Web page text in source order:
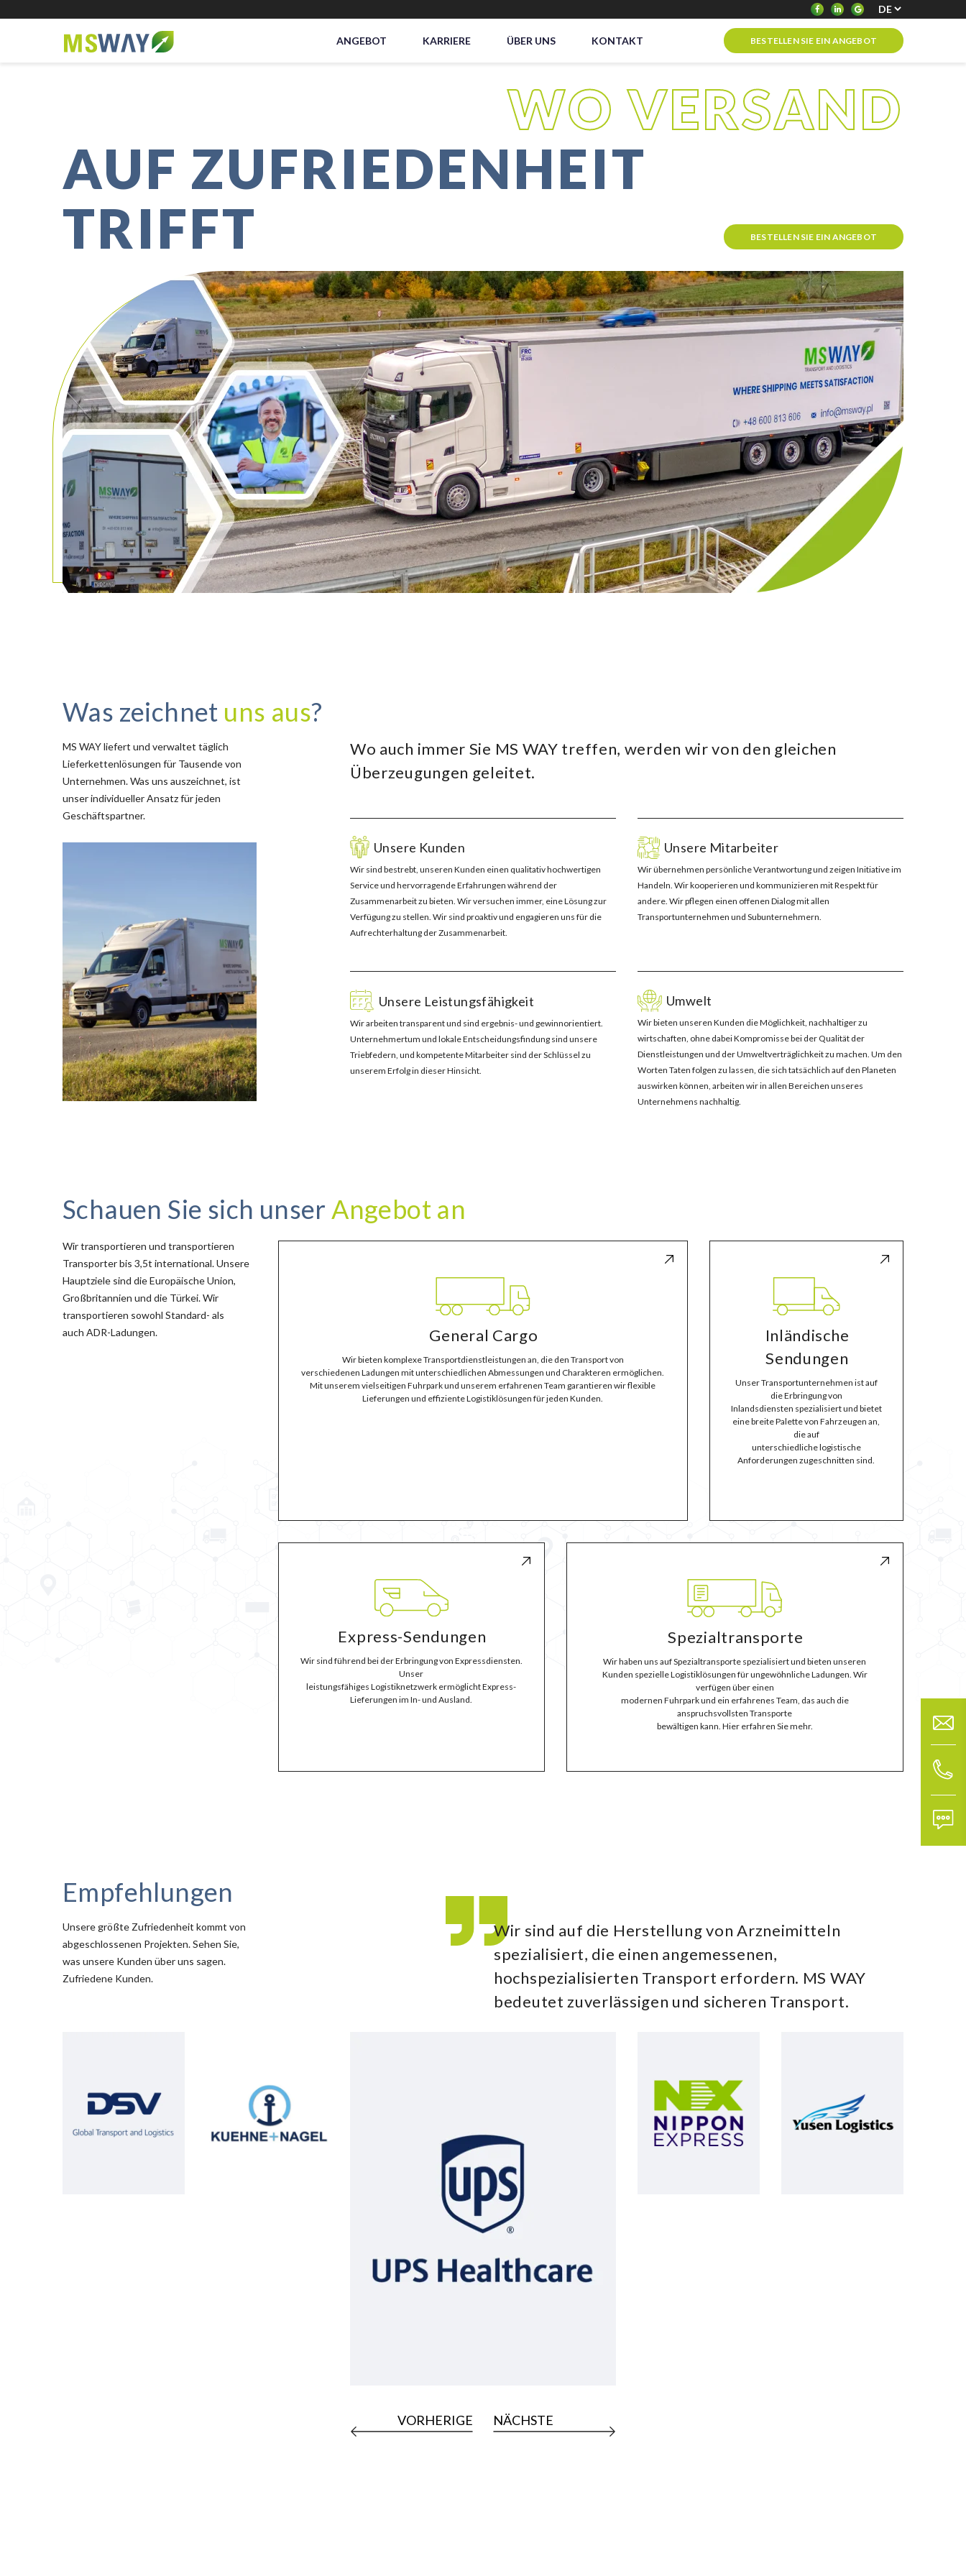
ANGEBOT KARRIERE ÜBER UNS KONTAKT BESTELLEN SIE EIN ANGEBOT
WO VERSAND
AUF ZUFRIEDENHEIT
TRIFFT
BESTELLEN SIE EIN ANGEBOT
Was zeichnet uns aus?
MS WAY liefert und verwaltet täglich
Lieferkettenlösungen für Tausende von
Unternehmen. Was uns auszeichnet, ist
unser individueller Ansatz für jeden
Geschäftspartner.
Wo auch immer Sie MS WAY treffen, werden wir von den gleichen
Überzeugungen geleitet.
Unsere Kunden
Wir sind bestrebt, unseren Kunden einen qualitativ hochwertigen
Service und hervorragende Erfahrungen während der
Zusammenarbeit zu bieten. Wir versuchen immer, eine Lösung zur
Verfügung zu stellen. Wir sind proaktiv und engagieren uns für die
Aufrechterhaltung der Zusammenarbeit.
Unsere Mitarbeiter
Wir übernehmen persönliche Verantwortung und zeigen Initiative im
Handeln. Wir kooperieren und kommunizieren mit Respekt für
andere. Wir pflegen einen offenen Dialog mit allen
Transportunternehmen und Subunternehmern.
Unsere Leistungsfähigkeit
Wir arbeiten transparent und sind ergebnis- und gewinnorientiert.
Unternehmertum und lokale Entscheidungsfindung sind unsere
Triebfedern, und kompetente Mitarbeiter sind der Schlüssel zu
unserem Erfolg in dieser Hinsicht.
Umwelt
Wir bieten unseren Kunden die Möglichkeit, nachhaltiger zu
wirtschaften, ohne dabei Kompromisse bei der Qualität der
Dienstleistungen und der Umweltverträglichkeit zu machen. Um den
Worten Taten folgen zu lassen, die sich tatsächlich auf den Planeten
auswirken können, arbeiten wir in allen Bereichen unseres
Unternehmens nachhaltig.
Schauen Sie sich unserAngebot an
Wir transportieren und transportieren
Transporter bis 3,5t international. Unsere
Hauptziele sind die Europäische Union,
Großbritannien und die Türkei. Wir
transportieren sowohl Standard- als
auch ADR-Ladungen.
General Cargo
Wir bieten komplexe Transportdienstleistungen an, die den Transport von
verschiedenen Ladungen mit unterschiedlichen Abmessungen und Charakteren ermöglichen.
Mit unserem vielseitigen Fuhrpark und unserem erfahrenen Team garantieren wir flexible
Lieferungen und effiziente Logistiklösungen für jeden Kunden.
Inländische
Sendungen
Unser Transportunternehmen ist auf
die Erbringung von
Inlandsdiensten spezialisiert und bietet
eine breite Palette von Fahrzeugen an,
die auf
unterschiedliche logistische
Anforderungen zugeschnitten sind.
Express-Sendungen
Wir sind führend bei der Erbringung von Expressdiensten.
Unser
leistungsfähiges Logistiknetzwerk ermöglicht Express-
Lieferungen im In- und Ausland.
Spezialtransporte
Wir haben uns auf Spezialtransporte spezialisiert und bieten unseren
Kunden spezielle Logistiklösungen für ungewöhnliche Ladungen. Wir
verfügen über einen
modernen Fuhrpark und ein erfahrenes Team, das auch die
anspruchsvollsten Transporte
bewältigen kann. Hier erfahren Sie mehr.
Empfehlungen
Unsere größte Zufriedenheit kommt von
abgeschlossenen Projekten. Sehen Sie,
was unsere Kunden über uns sagen.
Zufriedene Kunden.
Wir sind auf die Herstellung von Arzneimitteln
spezialisiert, die einen angemessenen,
hochspezialisierten Transport erfordern. MS WAY
bedeutet zuverlässigen und sicheren Transport.
VORHERIGE NÄCHSTE